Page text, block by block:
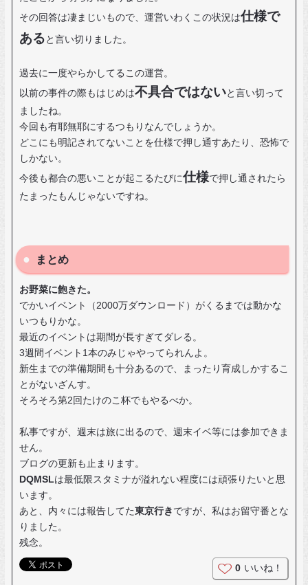
その回答は凄まじいもので、運営いわくこの状況は仕様で
ある と言い切りました。
過去に一度やらかしてるこの運営。
以前の事件の際もはじめは不具合ではないと言い切って
ましたね。
今回も有耶無耶にするつもりなんでしょうか。
どこにも明記されてないことを仕様で押し通すあたり、恐怖で
しかない。
今後も都合の悪いことが起こるたびに仕様で押し通されたら
たまったもんじゃないですね。
まとめ
お野菜に飽きた。
でかいイベント（2000万ダウンロード）がくるまでは動かな
いつもりかな。
最近のイベントは期間が長すぎてダレる。
3週間イベント1本のみじゃやってられんよ。
新生までの準備期間も十分あるので、まったり育成しかするこ
とがないざんす。
そろそろ第2回たけのこ杯でもやるべか。
私事ですが、週末は旅に出るので、週末イベ等には参加できま
せん。
ブログの更新も止まります。
DQMSLは最低限スタミナが溢れない程度には頑張りたいと思
います。
あと、内々には報告してた東京行き ですが、私はお留守番とな
りました。
残念。
0 いいね！